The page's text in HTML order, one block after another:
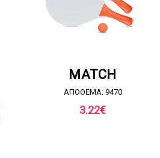
MATCH
ΑΠΟΘΕΜΑ: 9470
3.22€